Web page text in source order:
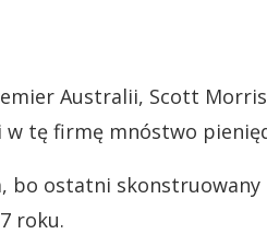
Australii, Scott
w tę firmę mnóstwo
bo ostatni skonstruowany
roku.